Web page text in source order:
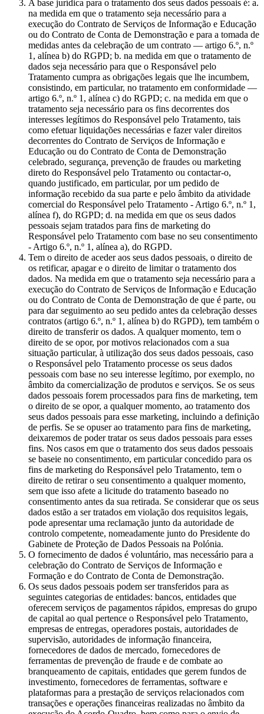
A base jurídica para o tratamento dos seus dados pessoais é: a.
na medida em que o tratamento seja necessário para a
execução do Contrato de Serviços de Informação e Educação
ou do Contrato de Conta de Demonstração e para a tomada de
medidas antes da celebração de um contrato — artigo 6.º, n.º
1, alínea b) do RGPD; b. na medida em que o tratamento de
dados seja necessário para que o Responsável pelo
Tratamento cumpra as obrigações legais que lhe incumbem,
consistindo, em particular, no tratamento em conformidade —
artigo 6.º, n.º 1, alínea c) do RGPD; c. na medida em que o
tratamento seja necessário para os fins decorrentes dos
interesses legítimos do Responsável pelo Tratamento, tais
como efetuar liquidações necessárias e fazer valer direitos
decorrentes do Contrato de Serviços de Informação e
Educação ou do Contrato de Conta de Demonstração
celebrado, segurança, prevenção de fraudes ou marketing
direto do Responsável pelo Tratamento ou contactar-o,
quando justificado, em particular, por um pedido de
informação recebido da sua parte e pelo âmbito da atividade
comercial do Responsável pelo Tratamento - Artigo 6.º, n.º 1,
alínea f), do RGPD; d. na medida em que os seus dados
pessoais sejam tratados para fins de marketing do
Responsável pelo Tratamento com base no seu consentimento
- Artigo 6.º, n.º 1, alínea a), do RGPD.
Tem o direito de aceder aos seus dados pessoais, o direito de
os retificar, apagar e o direito de limitar o tratamento dos
dados. Na medida em que o tratamento seja necessário para a
execução do Contrato de Serviços de Informação e Educação
ou do Contrato de Conta de Demonstração de que é parte, ou
para dar seguimento ao seu pedido antes da celebração desses
contratos (artigo 6.º, n.º 1, alínea b) do RGPD), tem também o
direito de transferir os dados. A qualquer momento, tem o
direito de se opor, por motivos relacionados com a sua
situação particular, à utilização dos seus dados pessoais, caso
o Responsável pelo Tratamento processe os seus dados
pessoais com base no seu interesse legítimo, por exemplo, no
âmbito da comercialização de produtos e serviços. Se os seus
dados pessoais forem processados para fins de marketing, tem
o direito de se opor, a qualquer momento, ao tratamento dos
seus dados pessoais para esse marketing, incluindo a definição
de perfis. Se se opuser ao tratamento para fins de marketing,
deixaremos de poder tratar os seus dados pessoais para esses
fins. Nos casos em que o tratamento dos seus dados pessoais
se baseie no consentimento, em particular concedido para os
fins de marketing do Responsável pelo Tratamento, tem o
direito de retirar o seu consentimento a qualquer momento,
sem que isso afete a licitude do tratamento baseado no
consentimento antes da sua retirada. Se considerar que os seus
dados estão a ser tratados em violação dos requisitos legais,
pode apresentar uma reclamação junto da autoridade de
controlo competente, nomeadamente junto do Presidente do
Gabinete de Proteção de Dados Pessoais na Polónia.
O fornecimento de dados é voluntário, mas necessário para a
celebração do Contrato de Serviços de Informação e
Formação e do Contrato de Conta de Demonstração.
Os seus dados pessoais podem ser transferidos para as
seguintes categorias de entidades: bancos, entidades que
oferecem serviços de pagamentos rápidos, empresas do grupo
de capital ao qual pertence o Responsável pelo Tratamento,
empresas de entregas, operadores postais, autoridades de
supervisão, autoridades de informação financeira,
fornecedores de dados de mercado, fornecedores de
ferramentas de prevenção de fraude e de combate ao
branqueamento de capitais, entidades que gerem fundos de
investimento, fornecedores de ferramentas, software e
plataformas para a prestação de serviços relacionados com
transações e operações financeiras realizadas no âmbito da